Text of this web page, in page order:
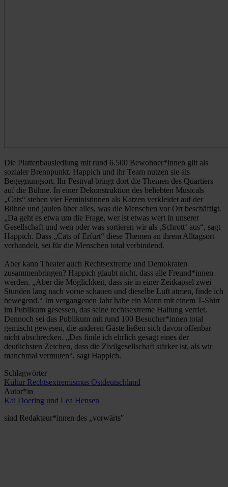
Die Plattenbausiedlung mit rund 6.500 Bewohner*innen gilt als
sozialer Brennpunkt. Happich und ihr Team nutzen sie als
Begegnungsort. Ihr Festival bringt dort die Themen des Quartiers
auf die Bühne. In einer Dekonstruktion des beliebten Musicals
„Cats“ stehen vier Feministinnen als Katzen verkleidet auf der
Bühne und jaulen über alles, was die Menschen vor Ort beschäftigt.
„Da geht es etwa um die Frage, wer ist etwas wert in unserer
Gesellschaft und wen oder was sortieren wir als ‚Schrott‘ aus“, sagt
Happich. Dass „Cats of Erfurt“ diese Themen an ihrem Alltagsort
verhandelt, sei für die Menschen total verbindend.
Aber kann Theater auch Rechtsextreme und Demokraten
zusammenbringen? Happich glaubt nicht, dass alle Freund*innen
werden. „Aber die Möglichkeit, dass sie in einer Zeitkapsel zwei
Stunden lang nach vorne schauen und dieselbe Luft atmen, finde ich
bewegend.“ Im vergangenen Jahr habe ein Mann mit einem T-Shirt
im Publikum gesessen, das seine rechtsextreme Haltung verriet.
Dennoch sei das Publikum mit rund 100 Besucher*innen total
gemischt gewesen, die anderen Gäste ließen sich davon offenbar
nicht abschrecken. „Das finde ich ehrlich gesagt eines der
deutlichsten Zeichen, dass die Zivilgesellschaft stärker ist, als wir
manchmal vermuten“, sagt Happich.
Schlagwörter
Kultur Rechtsextremismus Ostdeutschland
Autor*in
Kai Doering und Lea Hensen
sind Redakteur*innen des „vorwärts"